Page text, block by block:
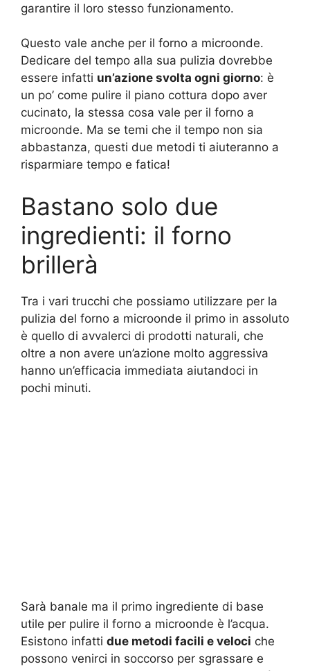
garantire il loro stesso funzionamento.
Questo vale anche per il forno a microonde.
Dedicare del tempo alla sua pulizia dovrebbe
essere infatti un’azione svolta ogni giorno: è
un po’ come pulire il piano cottura dopo aver
cucinato, la stessa cosa vale per il forno a
microonde. Ma se temi che il tempo non sia
abbastanza, questi due metodi ti aiuteranno a
risparmiare tempo e fatica!
Bastano solo due
ingredienti: il forno
brillerà
Tra i vari trucchi che possiamo utilizzare per la
pulizia del forno a microonde il primo in assoluto
è quello di avvalerci di prodotti naturali, che
oltre a non avere un’azione molto aggressiva
hanno un’efficacia immediata aiutandoci in
pochi minuti.
Sarà banale ma il primo ingrediente di base
utile per pulire il forno a microonde è l’acqua.
Esistono infatti due metodi facili e veloci che
possono venirci in soccorso per sgrassare e